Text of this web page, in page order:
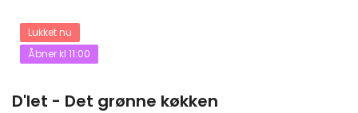
Lukket nu
Åbner kl 11:00
D'let - Det grønne køkken